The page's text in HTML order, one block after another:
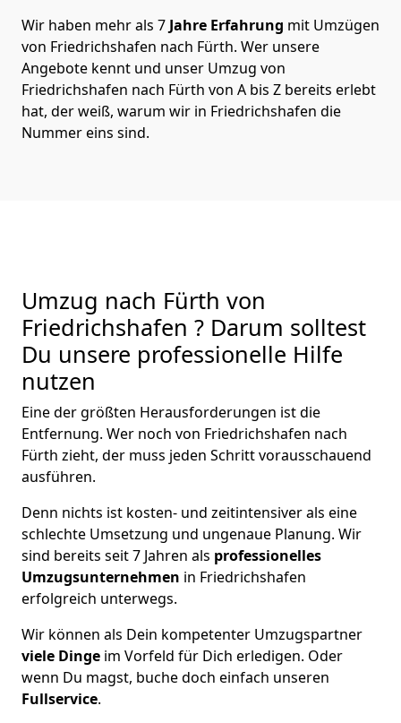
Wir haben mehr als 7 Jahre Erfahrung mit Umzügen
von Friedrichshafen nach Fürth. Wer unsere
Angebote kennt und unser Umzug von
Friedrichshafen nach Fürth von A bis Z bereits erlebt
hat, der weiß, warum wir in Friedrichshafen die
Nummer eins sind.
Umzug nach Fürth von
Friedrichshafen ? Darum solltest
Du unsere professionelle Hilfe
nutzen
Eine der größten Herausforderungen ist die
Entfernung. Wer noch von Friedrichshafen nach
Fürth zieht, der muss jeden Schritt vorausschauend
ausführen.
Denn nichts ist kosten- und zeitintensiver als eine
schlechte Umsetzung und ungenaue Planung. Wir
sind bereits seit 7 Jahren als professionelles
Umzugsunternehmen in Friedrichshafen
erfolgreich unterwegs.
Wir können als Dein kompetenter Umzugspartner
viele Dinge im Vorfeld für Dich erledigen. Oder
wenn Du magst, buche doch einfach unseren
Fullservice.